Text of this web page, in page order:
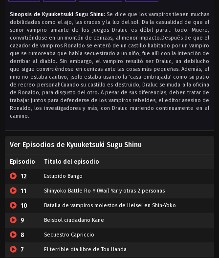
Sinopsis de Kyuuketsuki Sugu Shinu: Se dice que los vampiros tienen muchas
debilidades como el ajo, las cruces y la luz del sol. Da la casualidad de que el
señor vampiro amante de los juegos Draluc es débil para… todo. Muere,
convirtiéndose en un montón de cenizas, al menor impacto.Después de que el
cazador de vampiros Ronaldo se enteró de un castillo habitado por un vampiro
que se rumoreaba que había secuestrado a un niño, fue allí con la intención de
derribar al diablo. Sin embargo, el vampiro resultó ser Draluc, un debilucho
que sigue convirtiéndose en cenizas ante las cosas más pequeñas. Además, el
niño no estaba cautivo, ¡solo estaba usando la ‘casa embrujada’ como su patio
de recreo personal!Cuando su castillo es destruido, Draluc se muda a la oficina
de Ronaldo, para disgusto del otro. A pesar de sus diferencias, deben tratar de
trabajar juntos para defenderse de los vampiros rebeldes, el editor asesino de
Ronaldo, los investigadores y más, con Draluc muriendo continuamente en el
camino.
Ver Episodios de Kyuuketsuki Sugu Shinu
Episodio Titulo del episodio
12 Estupido Bango
11 Shinyoko Battle Ro Y (Wai) Yar y otras 2 personas
10 Batalla de vampiros molestos de Heisei en Shin-Yoko
9 Beisbol ciudadano Kane
8 Secuestro Capriccio
7 El terrible día libre de Tou Handa